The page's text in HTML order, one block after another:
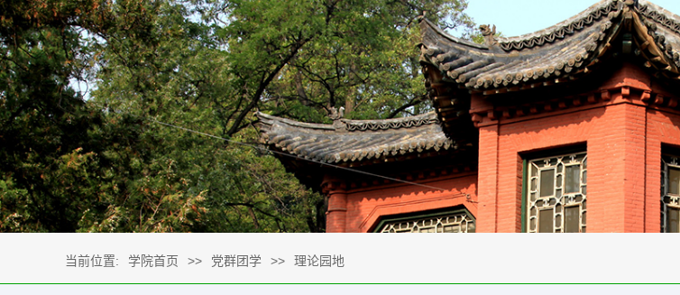
当前位置: 学院首页 >> 党群团学 >> 理论园地